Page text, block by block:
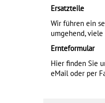
Ersatzteile
Wir führen ein
umgehend,
Ernteformular
Hier finden Sie
eMail oder per